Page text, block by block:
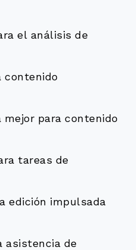
el análisis de
contenido
mejor para contenido
tareas de
edición impulsada
asistencia de